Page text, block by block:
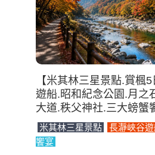
【米其林三星景點.賞楓
遊船.昭和紀念公園.月之
大道.秩父神社.三大螃蟹
米其林三星景點 長瀞峽谷
饗宴